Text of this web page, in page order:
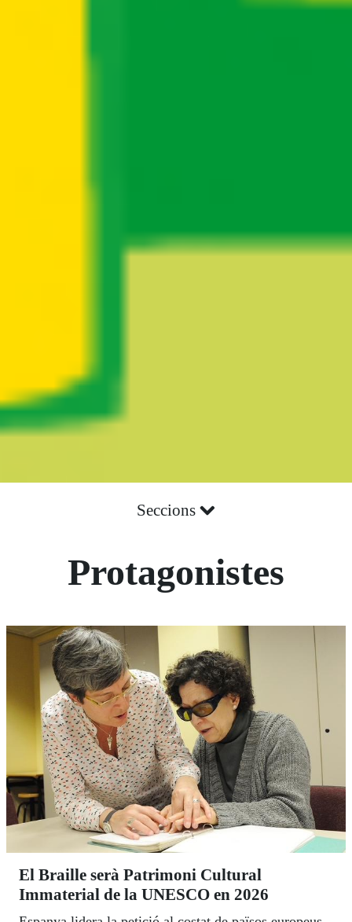
Seccions
Protagonistes
El Braille serà Patrimoni Cultural
Immaterial de la UNESCO en 2026